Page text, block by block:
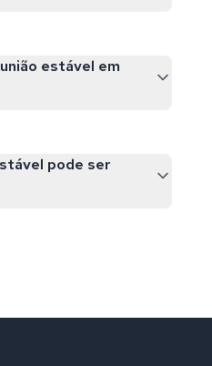
estável em
pode ser